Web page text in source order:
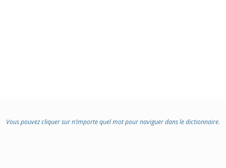
Vous pouvez cliquer sur n’importe quel mot pour naviguer dans le dictionnaire.